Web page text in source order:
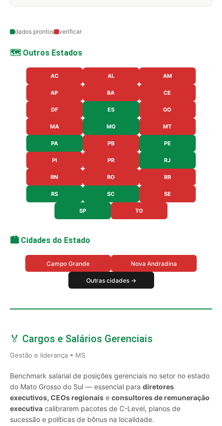
dados prontos verificar
🗺️ Outros Estados
AC AL AM
AP BA CE
DF ES GO
MA MG MT
PA PB PE
PI PR RJ
RN RO RR
RS SC SE
SP TO
🏙️ Cidades do Estado
Campo Grande Nova Andradina
Outras cidades →
🏅 Cargos e Salários Gerenciais
Gestão e liderança • MS
Benchmark salarial de posições gerenciais no setor no estado
do Mato Grosso do Sul — essencial para diretores
executivos, CEOs regionais e consultores de remuneração
executiva calibrarem pacotes de C-Level, planos de
sucessão e políticas de bônus na localidade.